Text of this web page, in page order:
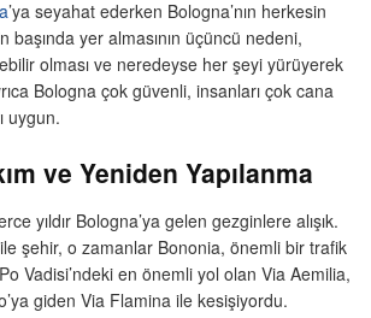
’ya seyahat ederken Bologna’nın herkesin
başında yer almasının üçüncü nedeni,
olması ve neredeyse her şeyi yürüyerek
Bologna çok güvenli, insanları çok cana
uygun.
ve Yeniden Yapılanma
yıldır Bologna’ya gelen gezginlere alışık.
şehir, o zamanlar Bononia, önemli bir trafik
Vadisi’ndeki en önemli yol olan Via Aemilia,
giden Via Flamina ile kesişiyordu.